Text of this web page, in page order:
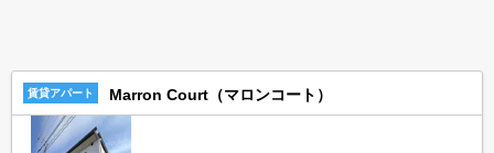
賃貸アパート Marron Court（マロンコート）